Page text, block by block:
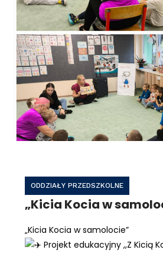
ODDZIAŁY PRZEDSZKOLNE
„Kicia Kocia w
„Kicia Kocia w samolocie”
Projekt edukacyjny ,,Z Kicią